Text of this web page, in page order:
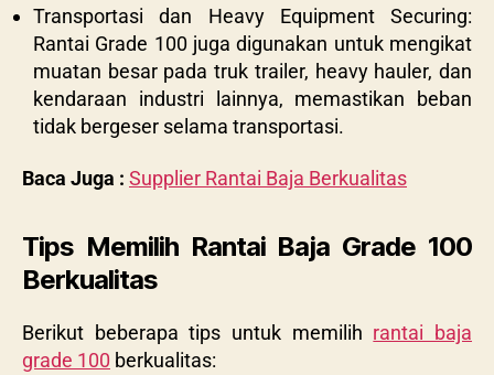
Transportasi dan Heavy Equipment Securing:
Rantai Grade 100 juga digunakan untuk mengikat
muatan besar pada truk trailer, heavy hauler, dan
kendaraan industri lainnya, memastikan beban
tidak bergeser selama transportasi.
Baca Juga : Supplier Rantai Baja Berkualitas
Tips Memilih Rantai Baja Grade 100
Berkualitas
Berikut beberapa tips untuk memilih rantai baja
grade 100 berkualitas: